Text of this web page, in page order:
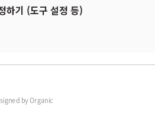
하기 (도구 설정 등)
byOrganic